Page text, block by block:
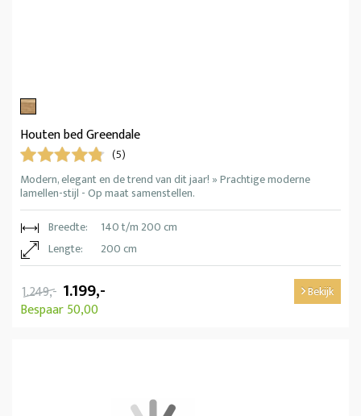
Houten bed Greendale
(5)
Modern, elegant en de trend van dit jaar! » Prachtige moderne
lamellen-stijl - Op maat samenstellen.
Breedte:
140 t/m 200 cm
Lengte:
200 cm
1.249,- 1.199,-
Bespaar 50,00
Bekijk